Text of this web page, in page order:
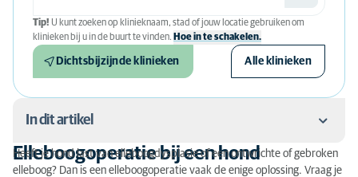
Tip! U kunt zoeken op klinieknaam, stad of jouw locatie gebruiken om
klinieken bij u in de buurt te vinden. Hoe in te schakelen.
Dichtsbijzijnde klinieken Alle klinieken
In dit artikel
Elleboogoperatie bij een hond
Elleboogoperatie bij een hond
Heeft je hond last van elleboogdysplasie of een ontwrichte of gebroken
elleboog? Dan is een elleboogoperatie vaak de enige oplossing. Vraag je